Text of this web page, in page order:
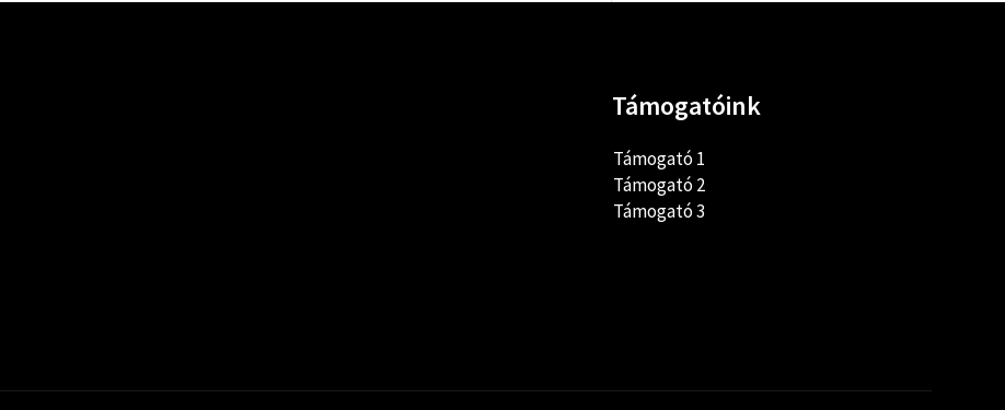
Támogatóink
Támogató 1
Támogató 2
Támogató 3